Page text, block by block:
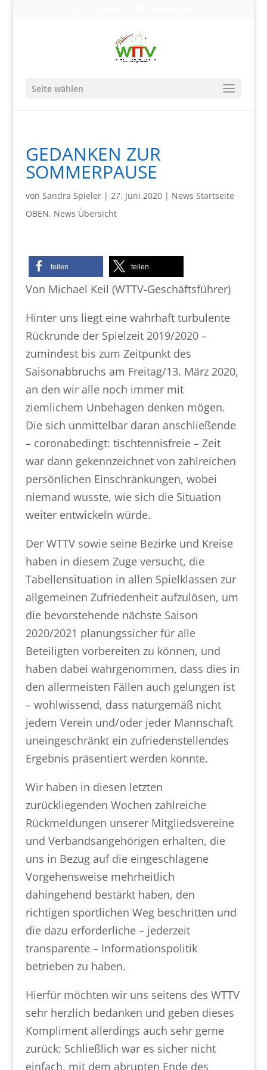
Seite wählen
GEDANKEN ZUR
SOMMERPAUSE
von Sandra Spieler| 27. Juni 2020| News Startseite
OBEN, News Übersicht
teilen teilen
Von Michael Keil (WTTV-Geschäftsführer)
Hinter uns liegt eine wahrhaft turbulente
Rückrunde der Spielzeit 2019/2020 –
zumindest bis zum Zeitpunkt des
Saisonabbruchs am Freitag/13. März 2020,
an den wir alle noch immer mit
ziemlichem Unbehagen denken mögen.
Die sich unmittelbar daran anschließende
– coronabedingt: tischtennisfreie – Zeit
war dann gekennzeichnet von zahlreichen
persönlichen Einschränkungen, wobei
niemand wusste, wie sich die Situation
weiter entwickeln würde.
Der WTTV sowie seine Bezirke und Kreise
haben in diesem Zuge versucht, die
Tabellensituation in allen Spielklassen zur
allgemeinen Zufriedenheit aufzulösen, um
die bevorstehende nächste Saison
2020/2021 planungssicher für alle
Beteiligten vorbereiten zu können, und
haben dabei wahrgenommen, dass dies in
den allermeisten Fällen auch gelungen ist
– wohlwissend, dass naturgemäß nicht
jedem Verein und/oder jeder Mannschaft
uneingeschränkt ein zufriedenstellendes
Ergebnis präsentiert werden konnte.
Wir haben in diesen letzten
zurückliegenden Wochen zahlreiche
Rückmeldungen unserer Mitgliedsvereine
und Verbandsangehörigen erhalten, die
uns in Bezug auf die eingeschlagene
Vorgehensweise mehrheitlich
dahingehend bestärkt haben, den
richtigen sportlichen Weg beschritten und
die dazu erforderliche – jederzeit
transparente – Informationspolitik
betrieben zu haben.
Hierfür möchten wir uns seitens des WTTV
sehr herzlich bedanken und geben dieses
Kompliment allerdings auch sehr gerne
zurück: Schließlich war es sicher nicht
einfach, mit dem abrupten Ende des